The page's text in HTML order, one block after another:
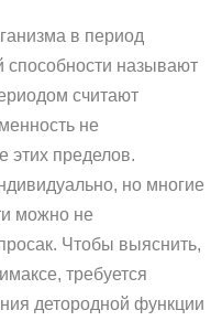
в период
способности называют
считают
не
этих пределов.
но многие
можно не
Чтобы выяснить,
требуется
детородной функции